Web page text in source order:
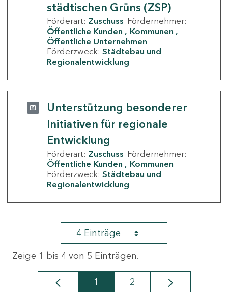
städtischen Grüns (ZSP)
Förderart: Zuschuss Fördernehmer:
Öffentliche Kunden
Kommunen
Öffentliche Unternehmen
Förderzweck: Städtebau und
Regionalentwicklung
Unterstützung besonderer
Initiativen für regionale
Entwicklung
Förderart: Zuschuss Fördernehmer:
Öffentliche Kunden
Kommunen
Förderzweck: Städtebau und
Regionalentwicklung
4 Einträge
Zeige 1 bis 4 von 5 Einträgen.
Seite
1 Seite
2